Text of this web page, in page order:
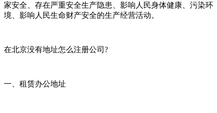
家安全、存在严重安全生产隐患、影响人民身体健康、污染环
境、影响人民生命财产安全的生产经营活动。
在北京没有地址怎么注册公司?
一、租赁办公地址